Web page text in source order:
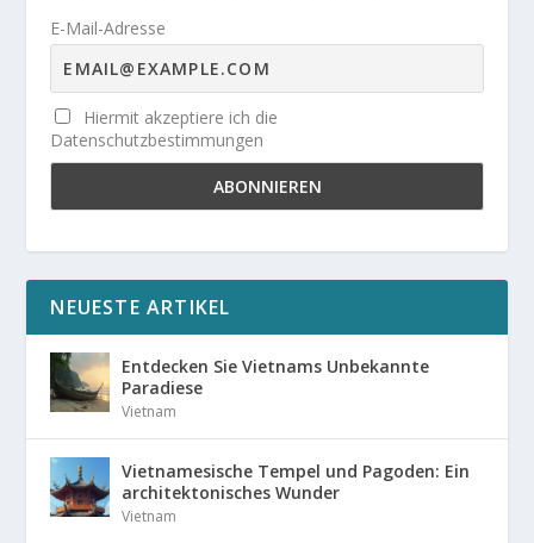
E-Mail-Adresse
Hiermit akzeptiere ich die
Datenschutzbestimmungen
NEUESTE ARTIKEL
Entdecken Sie Vietnams Unbekannte
Paradiese
Vietnam
Vietnamesische Tempel und Pagoden: Ein
architektonisches Wunder
Vietnam